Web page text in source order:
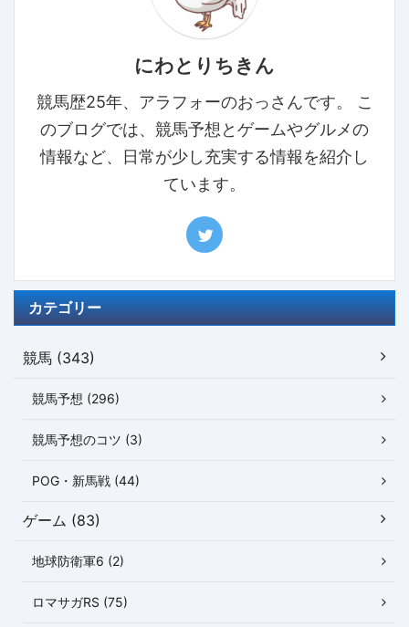
にわとりちきん
競馬歴25年、アラフォーのおっさんです。 こ
のブログでは、競馬予想とゲームやグルメの
情報など、日常が少し充実する情報を紹介し
ています。
カテゴリー
競馬 (343)
競馬予想 (296)
競馬予想のコツ (3)
POG・新馬戦 (44)
ゲーム (83)
地球防衛軍6 (2)
ロマサガRS (75)